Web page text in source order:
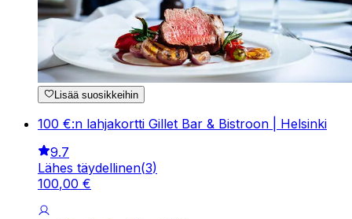
Lisää suosikkeihin
100 €:n lahjakortti Gillet Bar & Bistroon | Helsinki
9.7
Lähes täydellinen(3)
100,00 €